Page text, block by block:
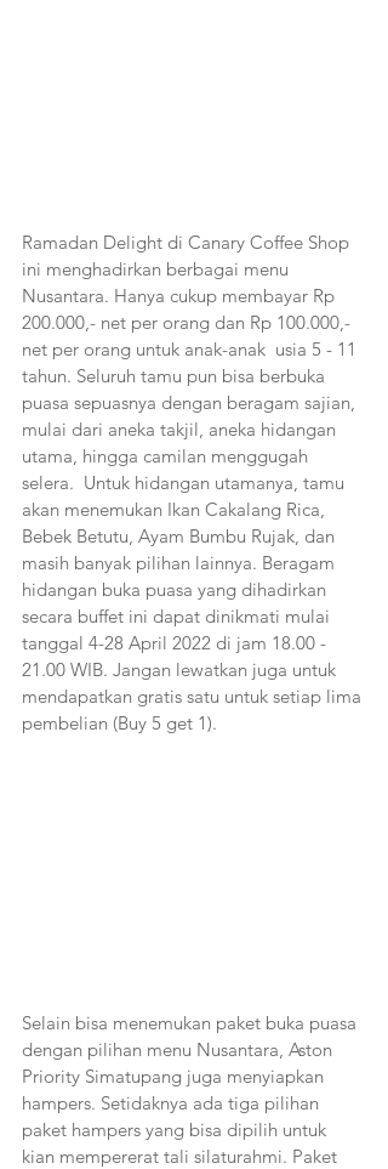
Ramadan Delight di Canary Coffee Shop
ini menghadirkan berbagai menu
Nusantara. Hanya cukup membayar Rp
200.000,- net per orang dan Rp 100.000,-
net per orang untuk anak-anak  usia 5 - 11
tahun. Seluruh tamu pun bisa berbuka
puasa sepuasnya dengan beragam sajian,
mulai dari aneka takjil, aneka hidangan
utama, hingga camilan menggugah
selera.  Untuk hidangan utamanya, tamu
akan menemukan Ikan Cakalang Rica,
Bebek Betutu, Ayam Bumbu Rujak, dan
masih banyak pilihan lainnya. Beragam
hidangan buka puasa yang dihadirkan
secara buffet ini dapat dinikmati mulai
tanggal 4-28 April 2022 di jam 18.00 -
21.00 WIB. Jangan lewatkan juga untuk
mendapatkan gratis satu untuk setiap lima
pembelian (Buy 5 get 1).
Selain bisa menemukan paket buka puasa
dengan pilihan menu Nusantara, Aston
Priority Simatupang juga menyiapkan
hampers. Setidaknya ada tiga pilihan
paket hampers yang bisa dipilih untuk
kian mempererat tali silaturahmi. Paket